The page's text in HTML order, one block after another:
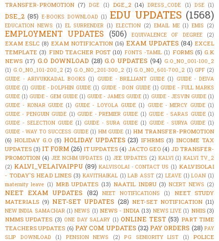
TRANSFER-PROMOTION (7) DGE (1) DGE_2 (14) DRESS_CODE (1) DSE (1)
DSE_2 (85) E-BOOKS DOWNLOAD (1) EDU UPDATES (1568)
EDUCATION NEWS (1) EL SURRENDER (1) ELECTION (2) EMAIL ME (1) EMIS (2)
EMPLOYMENT UPDATES (506) EQUIVALENCE OF DEGREE (2)
EXAM ESLC (8) EXAM NOTIFICATION (16) EXAM UPDATES (84) EXCEL
TEMPLATE (3) FIND TEACHER POST (10) FONTS -TAMIL (1) FORMS (5) G.K
NEWS (17) G.O DOWNLOAD (28) G.O UPDATES (94) G.O_NO_001-100_2
(1) G.O_NO_101-200_2 (2) G.O_NO_201-300_2 (1) G.O_NO_601-700_2 (1) GPF (2)
GUIDE - ARIVUKKADAL BOOKS (1) GUIDE - BRILLIANT GUIDE (1) GUIDE - DEIVA
GUIDE (1) GUIDE - DOLPHIN GUIDE (1) GUIDE - DON GUIDE (1) GUIDE - FULL MARKS
GUIDE (1) GUIDE - GEM GUIDE (1) GUIDE - JAMES GUIDE (1) GUIDE - JESVIN GUIDE (1)
GUIDE - KONAR GUIDE (1) GUIDE - LOYOLA GUIDE (1) GUIDE - MERCY GUIDE (1)
GUIDE - PENGUIN GUIDE (1) GUIDE - PREMIER GUIDE (1) GUIDE - SARAS GUIDE (1)
GUIDE - SELECTION GUIDE (1) GUIDE - SURA GUIDE (1) GUIDE - SURYA GUIDE (1)
GUIDE - WAY TO SUCCESS GUIDE (1) HM GUIDE (1) HM TRANSFER-PROMOTION
(6) HOLIDAY G.O (5) HOLIDAY UPDATES (23) IFHRMS (3) INCOME TAX
UPDATES (3) IT FORM (26) IT UPDATES (4) JACTO GEO (4) JD TRANSFER-
PROMOTION (4) JEE NCHM UPDATES (1) JEE UPDATES (2) KALVI (1) KALVI TV_2
(2) KALVI_VELAIVAIPPU (89) KALVISOLAI - CONTACT US (1) KALVISOLAI
- TODAY'S HEAD LINES (3) KAVITHAIKAL (1) LAB ASST (2) LEAVE (1) LOAN (1)
maternity leave (1) MRB UPDATES (13) NAATIL INDRU (3) NCERT NEWS (2)
NEET EXAM UPDATES (82) NEET NOTIFICATIONS (1)
NEET STUDY
MATERIALS (9) NET-SET UPDATES (28) NET-SET NOTIFICATION (11)
NEW INDIA SAMACHAR (1) NEWS (1) NEWS - INDIA (13) NEWS LIVE (1) NHIS (3)
NMMS UPDATES (3) ONE DAY SALARY (1) ONLINE TEST (53) PART TIME
TEACHERS UPDATES (6) PAY COM UPDATES (32) PAY ORDERS (28) PAY
SLIP DOWNLOAD
(1) PENSION NEWS (2) PG SENIORITY LIST (1)
POLICE